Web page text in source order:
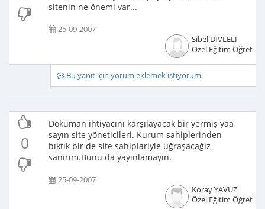
sitenin ne önemi var...
25-09-2007
Sibel DİVLELİ
Özel Eğitim
Bu yanıt için yorum eklemek istiyorum
0
Döküman ihtiyacını karşılayacak bir yermiş yaa
sayın site yöneticileri. Kurum sahiplerinden
bıktık bir de site sahiplariyle uğraşacağız
sanırım.Bunu da yayınlamayın.
25-09-2007
Koray YAVUZ
Özel Eğitim